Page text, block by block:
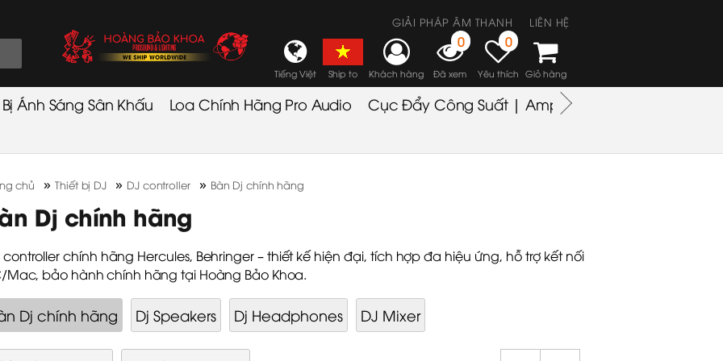
LIÊN HỆ
GIẢI PHÁP ÂM THANH
Tiếng Việt Ship to Khách hàng
0
Đã xem
0
Yêu thích Giỏ hàng
Ánh Sáng Sân Khấu Loa Chính Hãng Pro Audio Cục Đẩy Công Suất | Amplifiers
chủ »Thiết bị DJ » DJ controller » Bàn Dj chính hãng
Dj chính hãng
controller chính hãng Hercules, Behringer – thiết kế hiện đại, tích hợp đa hiệu ứng, hỗ trợ kết nối
Mac, bảo hành chính hãng tại Hoàng Bảo Khoa.
Dj chính hãng Dj Speakers Dj Headphones DJ Mixer